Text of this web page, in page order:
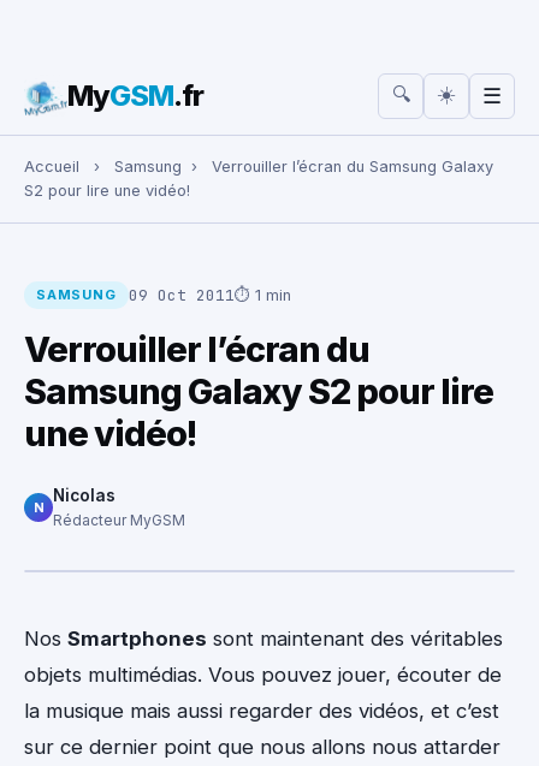
Rechercher :
MyGSM.fr 🔍 ☀️ ☰
Accueil › Samsung ›
Verrouiller l’écran du Samsung Galaxy
S2 pour lire une vidéo!
SAMSUNG 09 Oct 2011⏱ 1 min
Verrouiller l’écran du
Samsung Galaxy S2 pour lire
une vidéo!
N
Nicolas
Rédacteur MyGSM
Nos Smartphones sont maintenant des véritables
objets multimédias. Vous pouvez jouer, écouter de
la musique mais aussi regarder des vidéos, et c’est
sur ce dernier point que nous allons nous attarder